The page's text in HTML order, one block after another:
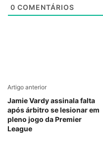
0 COMENTÁRIOS
Artigo anterior
Jamie Vardy assinala falta
após árbitro se lesionar em
pleno jogo da Premier
League